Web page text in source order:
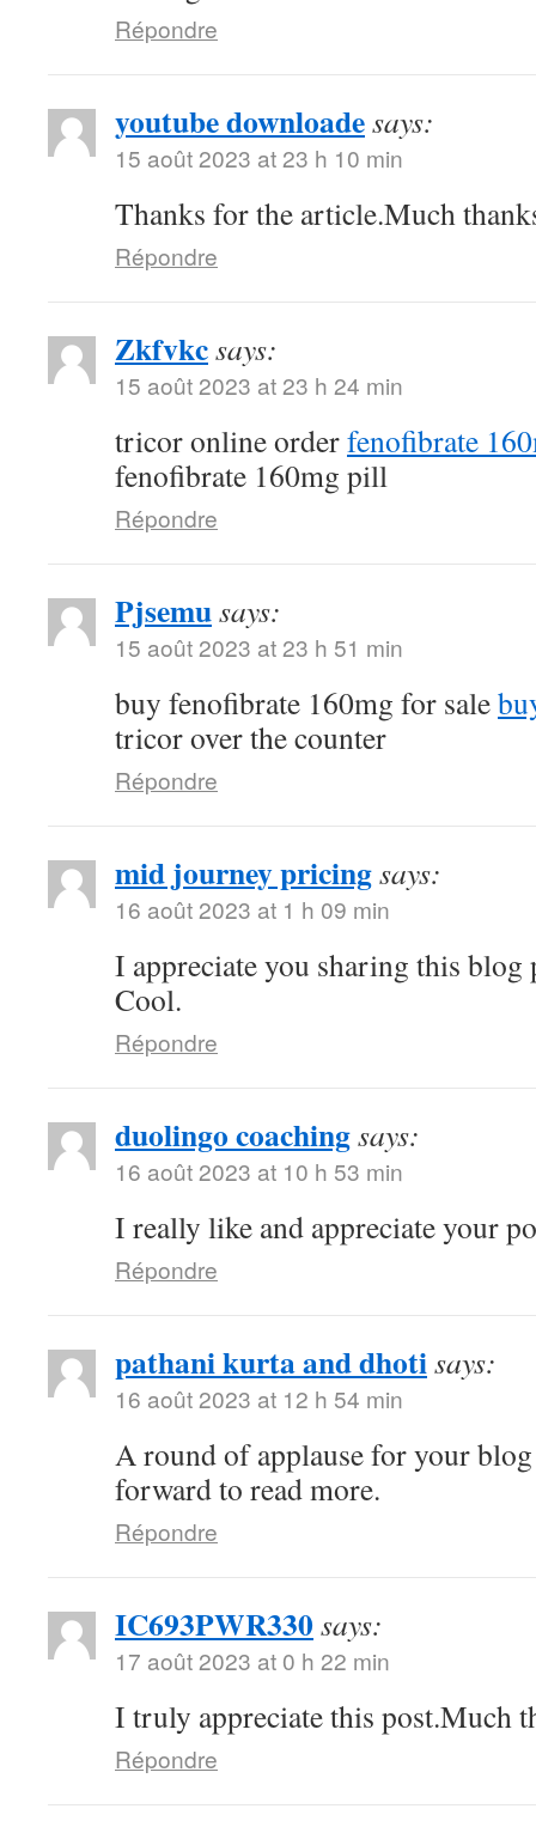
Répondre
youtube downloadesays:
15 août 2023 at 23 h 10 min
Thanks for the article.Much
Répondre
Zkfvkcsays:
15 août 2023 at 23 h 24 min
tricor online orderfenofibrate
fenofibrate 160mg pill
Répondre
Pjsemusays:
15 août 2023 at 23 h 51 min
buy fenofibrate 160mg for sale
tricor over the counter
Répondre
mid journey pricingsays:
16 août 2023 at 1 h 09 min
I appreciate you sharing this blog
Cool.
Répondre
duolingo coachingsays:
16 août 2023 at 10 h 53 min
I really like and appreciate your
Répondre
pathani kurta and dhotisays:
16 août 2023 at 12 h 54 min
A round of applause for your
forward to read more.
Répondre
IC693PWR330says:
17 août 2023 at 0 h 22 min
I truly appreciate this post.Much
Répondre